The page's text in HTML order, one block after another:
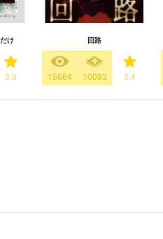
け
3.9
回路
15664 10083 3.4